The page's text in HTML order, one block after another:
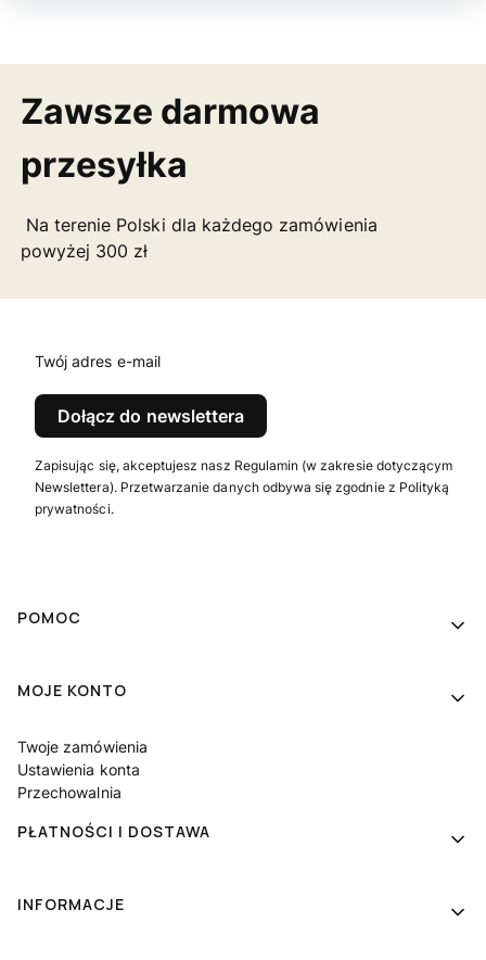
Zawsze darmowa
przesyłka
Na terenie Polski dla każdego zamówienia
powyżej 300 zł
Twój adres e-mail
Dołącz do newslettera
Zapisując się, akceptujesz nasz Regulamin (w zakresie dotyczącym
Newslettera). Przetwarzanie danych odbywa się zgodnie z Polityką
prywatności.
Linki w stopce
POMOC
MOJE KONTO
Twoje zamówienia
Ustawienia konta
Przechowalnia
PŁATNOŚCI I DOSTAWA
INFORMACJE